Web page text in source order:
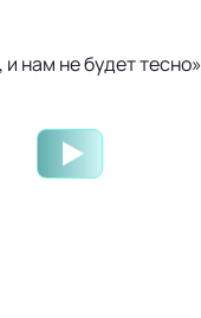
нам не будет тесно»